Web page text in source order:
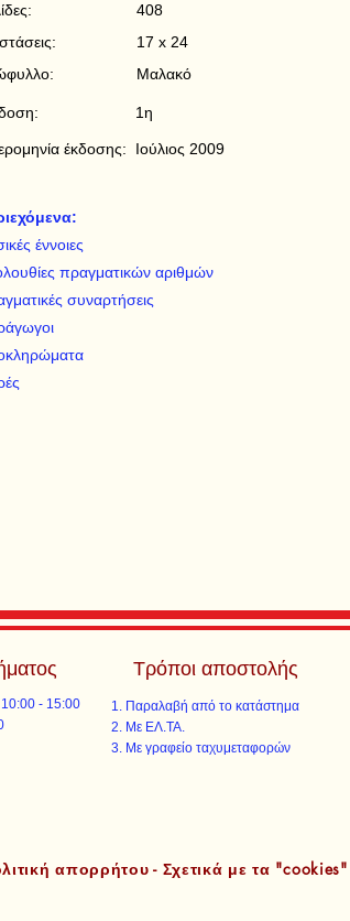
408
17 x 24
Μαλακό
1η
Ιούλιος 2009
έκδοσης:
έννοιες
πραγματικών αριθμών
συναρτήσεις
- 15:00
Τρόποι αποστολής
Παραλαβή από το κατάστημα
Με ΕΛ.ΤΑ.​​
Με γραφείο ταχυμεταφορών​
απορρήτου - Σχετικά με τα "cookies"